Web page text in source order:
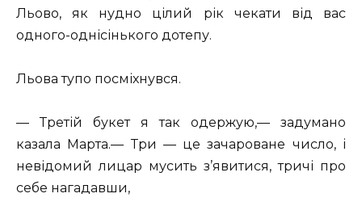
Льово, як нудно цілий рік чекати від вас
одного-однісінького дотепу.
Льова тупо посміхнувся.
— Третій букет я так одержую,— задумано
казала Марта.— Три — це зачароване число, і
невідомий лицар мусить з’явитися, тричі про
себе нагадавши,